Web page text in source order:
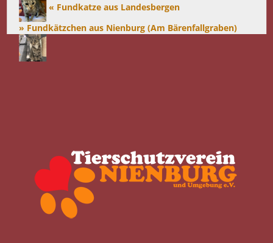
« Fundkatze aus Landesbergen
» Fundkätzchen aus Nienburg (Am Bärenfallgraben)